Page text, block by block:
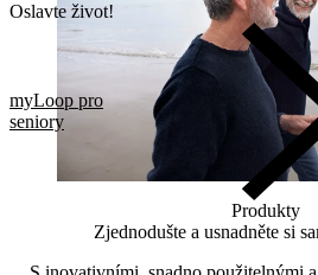
Oslavte život!
myLoop pro
seniory
Produkty
Zjednodušte a usnadněte si